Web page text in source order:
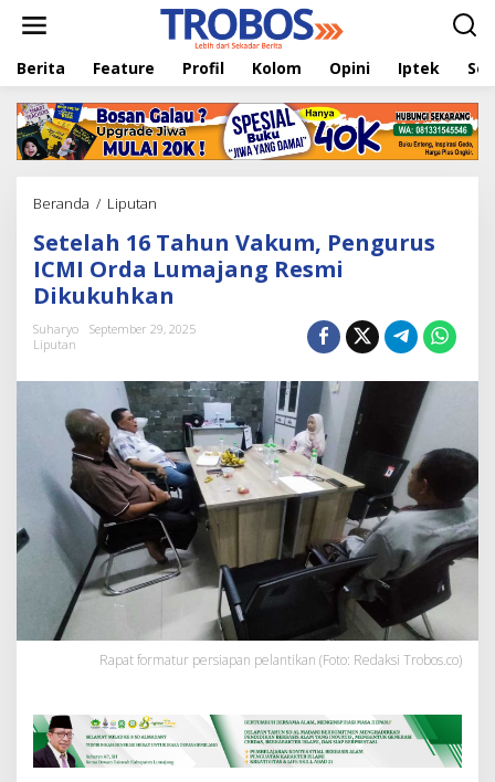
t
Berita Feature Profil Kolom Opini Iptek
Beranda / Liputan
t
e
l
a
h
T
a
h
u
n
V
a
k
u
m
,
n
g
u
s
I
Setelah 16 Tahun Vakum, Pengurus
ICMI Orda Lumajang Resmi
Dikukuhkan
Suharyo
September 29, 2025
Liputan
Rapat formatur persiapan pelantikan (Foto: Redaksi Trobos.co)